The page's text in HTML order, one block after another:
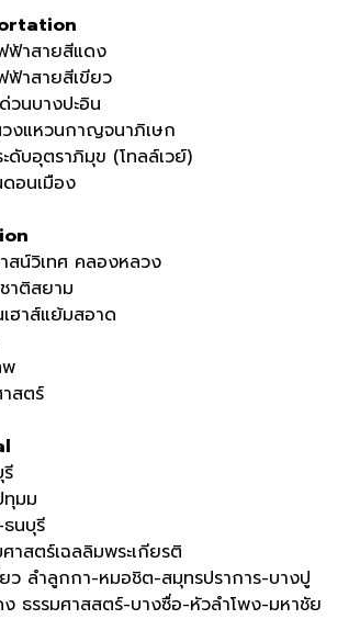
ฟ้าสายสีแดง
ฟ้าสายสีเขียว
วนบางปะอิน
งแหวนกาญจนาภิเษก
ดับอุตราภิมุข (โทลล์เวย์)
อนเมือง
สน์วิเทศ คลองหลวง
าติสยาม
ฮาส์แย้มสอาด
พ
สตร์
ทุมม
นบุรี
าสตร์เฉลลิมพระเกียรติ
ว ลำลูกกา-หมอชิต-สมุทรปราการ-บางปู
ธรรมศาสสตร์-บางซื่อ-หัวลำโพง-มหาชัย